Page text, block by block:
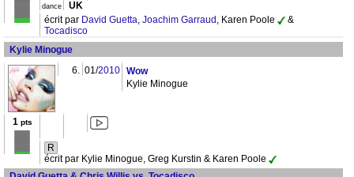
dance UK
écrit par David Guetta, Joachim Garraud , Karen Poole
&
Tocadisco
Kylie Minogue
6. 01/2010 Wow
Kylie Minogue
1 pts
R
écrit par Kylie Minogue, Greg Kurstin & Karen Poole